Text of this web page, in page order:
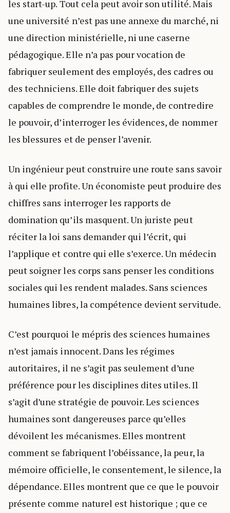
les start-up. Tout cela peut avoir son utilité. Mais
une université n’est pas une annexe du marché, ni
une direction ministérielle, ni une caserne
pédagogique. Elle n’a pas pour vocation de
fabriquer seulement des employés, des cadres ou
des techniciens. Elle doit fabriquer des sujets
capables de comprendre le monde, de contredire
le pouvoir, d’interroger les évidences, de nommer
les blessures et de penser l’avenir.
Un ingénieur peut construire une route sans savoir
à qui elle profite. Un économiste peut produire des
chiffres sans interroger les rapports de
domination qu’ils masquent. Un juriste peut
réciter la loi sans demander qui l’écrit, qui
l’applique et contre qui elle s’exerce. Un médecin
peut soigner les corps sans penser les conditions
sociales qui les rendent malades. Sans sciences
humaines libres, la compétence devient servitude.
C’est pourquoi le mépris des sciences humaines
n’est jamais innocent. Dans les régimes
autoritaires, il ne s’agit pas seulement d’une
préférence pour les disciplines dites utiles. Il
s’agit d’une stratégie de pouvoir. Les sciences
humaines sont dangereuses parce qu’elles
dévoilent les mécanismes. Elles montrent
comment se fabriquent l’obéissance, la peur, la
mémoire officielle, le consentement, le silence, la
dépendance. Elles montrent que ce que le pouvoir
présente comme naturel est historique ; que ce